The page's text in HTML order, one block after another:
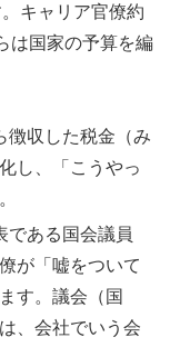
キャリア官僚約
は国家の予算を編
徴収した税金（み
し、「こうやっ
である国会議員
が「嘘をついて
す。議会（国
、会社でいう会